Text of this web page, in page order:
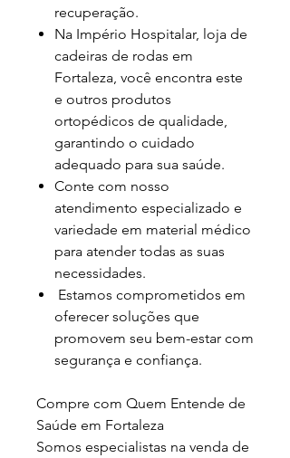
recuperação.
Na Império Hospitalar, loja de
cadeiras de rodas em
Fortaleza, você encontra este
e outros produtos
ortopédicos de qualidade,
garantindo o cuidado
adequado para sua saúde.
Conte com nosso
atendimento especializado e
variedade em material médico
para atender todas as suas
necessidades.
Estamos comprometidos em
oferecer soluções que
promovem seu bem-estar com
segurança e confiança.
Compre com Quem Entende de
Saúde em Fortaleza
Somos especialistas na venda de